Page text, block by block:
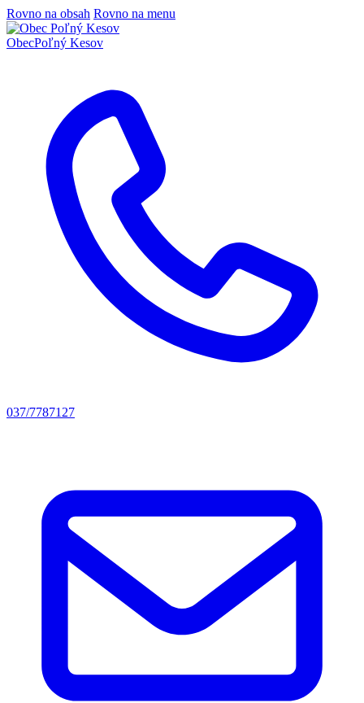
Rovno na obsah Rovno na menu
ObecPoľný Kesov
037/7787127